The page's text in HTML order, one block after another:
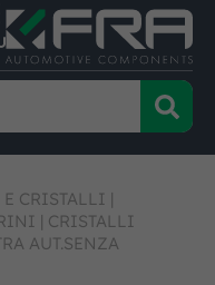
CRISTALLI |
| CRISTALLI
AUT.SENZA